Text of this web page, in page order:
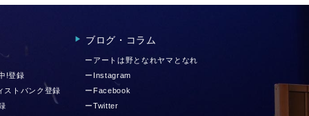
!登録
ストバンク登録
▶︎ ブログ・コラム
ーアートは野となれヤマとなれ
ーInstagram
ーFacebook
ーTwitter